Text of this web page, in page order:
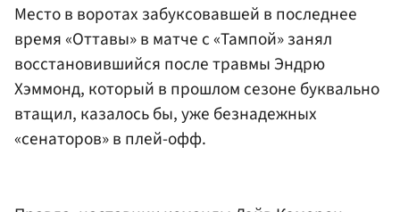
Место в воротах забуксовавшей в последнее
время «Оттавы» в матче с «Тампой» занял
восстановившийся после травмы Эндрю
Хэммонд, который в прошлом сезоне буквально
втащил, казалось бы, уже безнадежных
«сенаторов» в плей-офф.